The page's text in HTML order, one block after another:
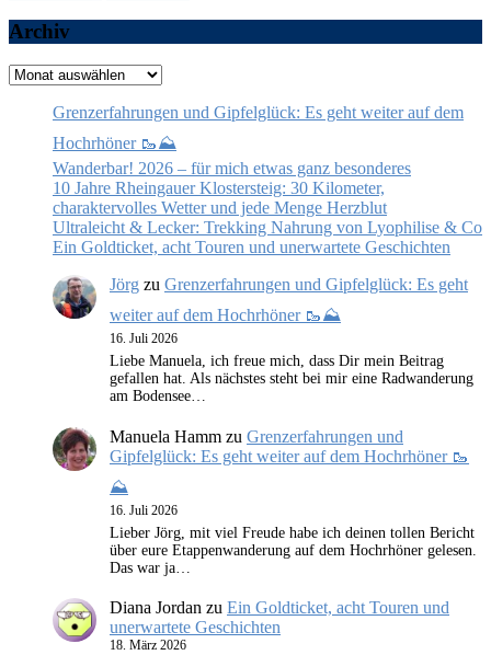
Archiv
Archiv
Grenzerfahrungen und Gipfelglück: Es geht weiter auf dem
Hochrhöner 🥾⛰️
Wanderbar! 2026 – für mich etwas ganz besonderes
10 Jahre Rheingauer Klostersteig: 30 Kilometer,
charaktervolles Wetter und jede Menge Herzblut
Ultraleicht & Lecker: Trekking Nahrung von Lyophilise & Co
Ein Goldticket, acht Touren und unerwartete Geschichten
Jörg zu Grenzerfahrungen und Gipfelglück: Es geht
weiter auf dem Hochrhöner 🥾⛰️
16. Juli 2026
Liebe Manuela, ich freue mich, dass Dir mein Beitrag
gefallen hat. Als nächstes steht bei mir eine Radwanderung
am Bodensee…
Manuela Hamm zu Grenzerfahrungen und
Gipfelglück: Es geht weiter auf dem Hochrhöner 🥾
⛰️
16. Juli 2026
Lieber Jörg, mit viel Freude habe ich deinen tollen Bericht
über eure Etappenwanderung auf dem Hochrhöner gelesen.
Das war ja…
Diana Jordan zu Ein Goldticket, acht Touren und
unerwartete Geschichten
18. März 2026